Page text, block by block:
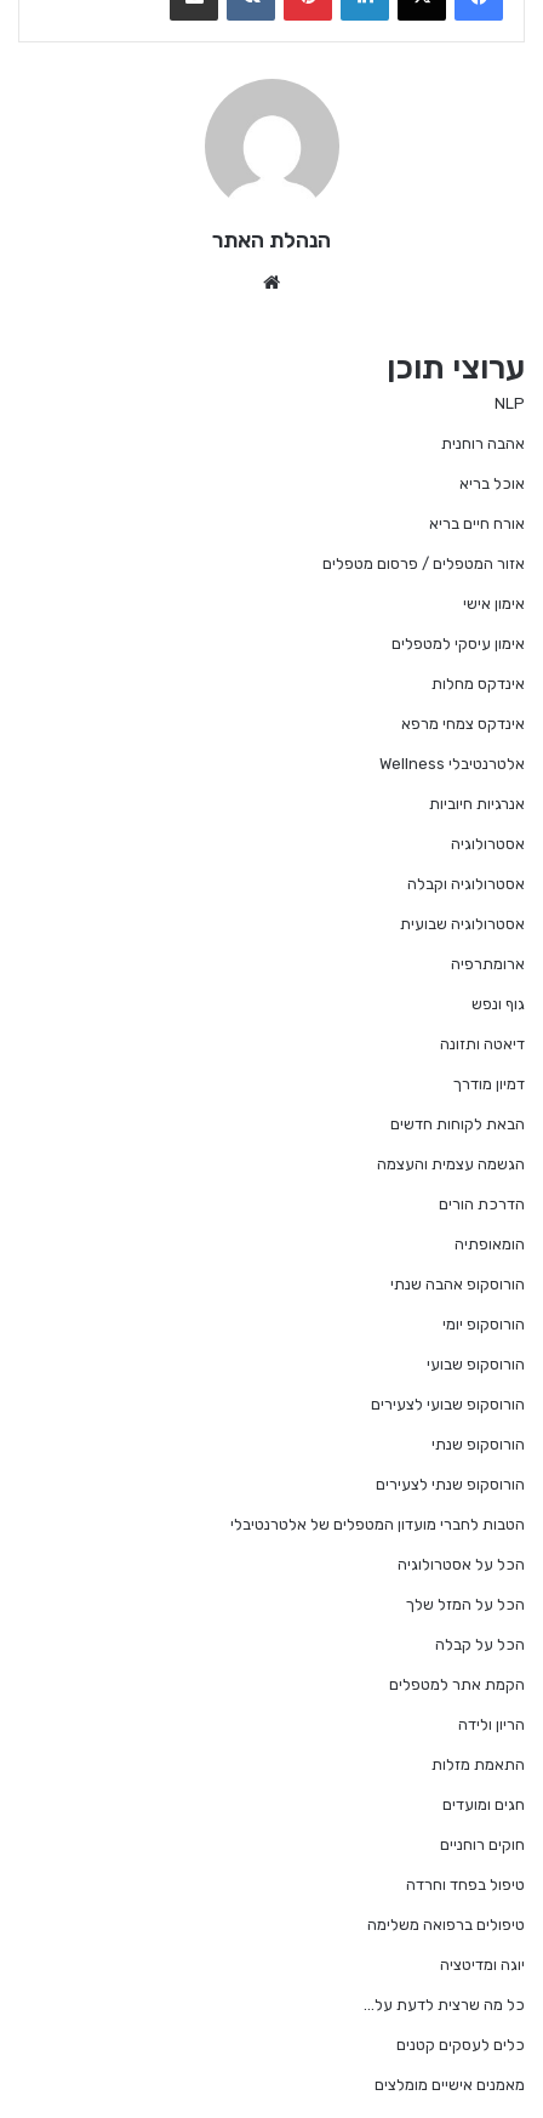
הנהלת האתר
ערוצי תוכן
NLP
אהבה רוחנית
אוכל בריא
אורח חיים בריא
אזור המטפלים / פרסום מטפלים
אימון אישי
אימון עיסקי למטפלים
אינדקס מחלות
אינדקס צמחי מרפא
אלטרנטיבלי Wellness
אנרגיות חיוביות
אסטרולוגיה
אסטרולוגיה וקבלה
אסטרולוגיה שבועית
ארומתרפיה
גוף ונפש
דיאטה ותזונה
דמיון מודרך
הבאת לקוחות חדשים
הגשמה עצמית והעצמה
הדרכת הורים
הומאופתיה
הורוסקופ אהבה שנתי
הורוסקופ יומי
הורוסקופ שבועי
הורוסקופ שבועי לצעירים
הורוסקופ שנתי
הורוסקופ שנתי לצעירים
הטבות לחברי מועדון המטפלים של אלטרנטיבלי
הכל על אסטרולוגיה
הכל על המזל שלך
הכל על קבלה
הקמת אתר למטפלים
הריון ולידה
התאמת מזלות
חגים ומועדים
חוקים רוחניים
טיפול בפחד וחרדה
טיפולים ברפואה משלימה
יוגה ומדיטציה
כל מה שרצית לדעת על…
כלים לעסקים קטנים
מאמנים אישיים מומלצים